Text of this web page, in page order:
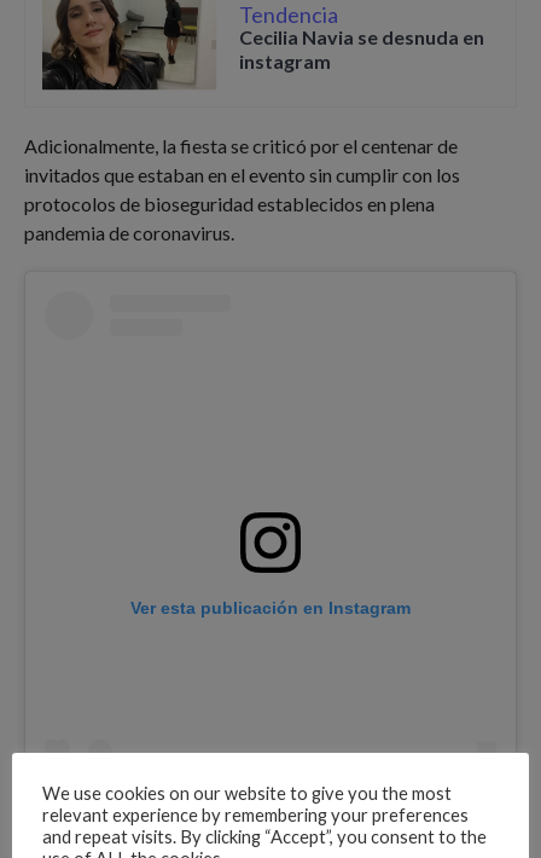
Tendencia
Cecilia Navia se desnuda en
instagram
Adicionalmente, la fiesta se criticó por el centenar de
invitados que estaban en el evento sin cumplir con los
protocolos de bioseguridad establecidos en plena
pandemia de coronavirus.
Ver esta publicación en Instagram
#CardiB festejó su cumpleaños por todo lo alto
en Las Vegas llevando varios dólares y
lanzándolos en el bar donde estuvo con varios
We use cookies on our website to give you the most
relevant experience by remembering your preferences
and repeat visits. By clicking “Accept”, you consent to the